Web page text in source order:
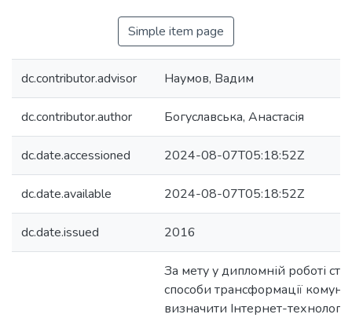
Simple item page
dc.contributor.advisor Наумов, Вадим
dc.contributor.author Богуславська, Анастасія
dc.date.accessioned 2024-08-07T05:18:52Z
dc.date.available 2024-08-07T05:18:52Z
dc.date.issued 2016
За мету у дипломній роботі
способи трансформації
визначити Інтернет-